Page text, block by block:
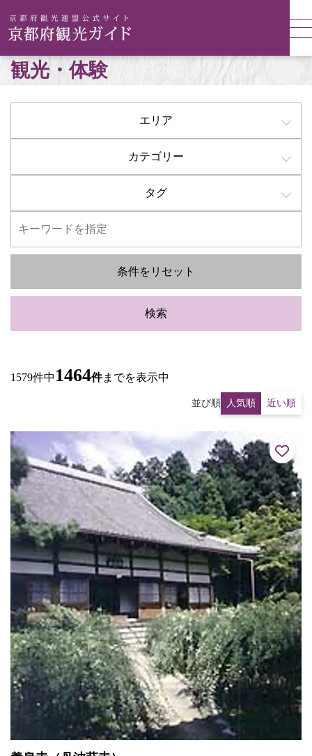
観光・体験
エリア
カテゴリー
タグ
条件をリセット
検索
1579件中 1464件までを表示中
並び順 人気順 近い順